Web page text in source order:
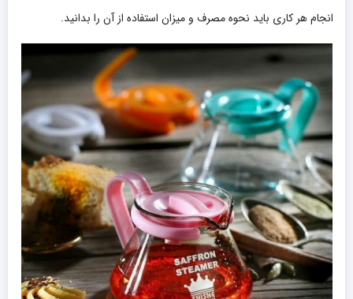
انجام هر کاری باید نحوه مصرف و میزان استفاده از آن را بدانید.